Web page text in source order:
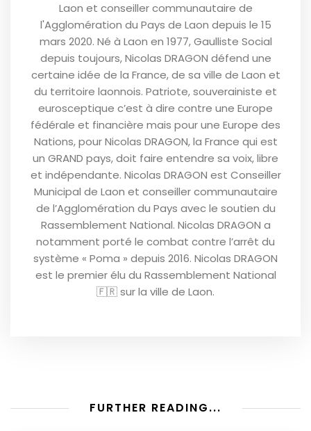
Laon et conseiller communautaire de
l'Agglomération du Pays de Laon depuis le 15
mars 2020. Né à Laon en 1977, Gaulliste Social
depuis toujours, Nicolas DRAGON défend une
certaine idée de la France, de sa ville de Laon et
du territoire laonnois. Patriote, souverainiste et
eurosceptique c’est à dire contre une Europe
fédérale et financière mais pour une Europe des
Nations, pour Nicolas DRAGON, la France qui est
un GRAND pays, doit faire entendre sa voix, libre
et indépendante. Nicolas DRAGON est Conseiller
Municipal de Laon et conseiller communautaire
de l’Agglomération du Pays avec le soutien du
Rassemblement National. Nicolas DRAGON a
notamment porté le combat contre l’arrêt du
système « Poma » depuis 2016. Nicolas DRAGON
est le premier élu du Rassemblement National
🇫🇷 sur la ville de Laon.
FURTHER READING...